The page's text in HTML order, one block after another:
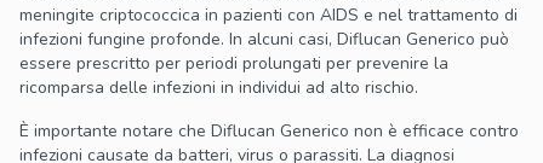
meningite criptococcica in pazienti con AIDS e nel trattamento di
infezioni fungine profonde. In alcuni casi, Diflucan Generico può
essere prescritto per periodi prolungati per prevenire la
ricomparsa delle infezioni in individui ad alto rischio.
È importante notare che Diflucan Generico non è efficace contro
infezioni causate da batteri, virus o parassiti. La diagnosi